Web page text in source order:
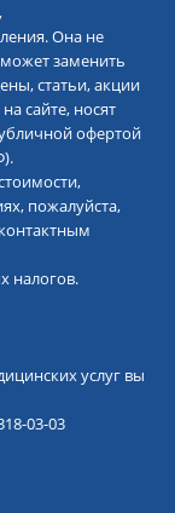
Она не
заменить
статьи, акции
сайте, носят
офертой
пожалуйста,
налогов.
услуг вы
03-03